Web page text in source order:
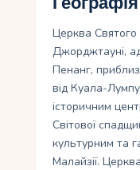
Церква Святого
Джорджтауні,
Пенанг,
від Куала-
історичним
Світової
культурним та
Малайзії.